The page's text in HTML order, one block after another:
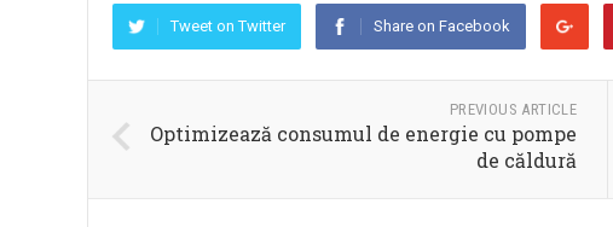
Tweet on Twitter Share on Facebook
PREVIOUS ARTICLE
Optimizează consumul de energie cu pompe
de căldură